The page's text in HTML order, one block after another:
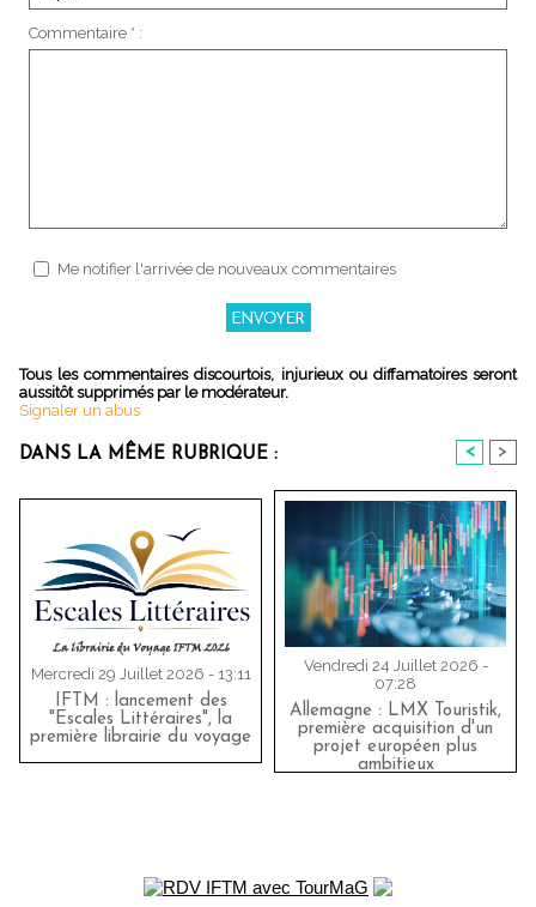
Commentaire * :
Me notifier l'arrivée de nouveaux commentaires
Tous les commentaires discourtois, injurieux ou diffamatoires seront
aussitôt supprimés par le modérateur.
Signaler un abus
DANS LA MÊME RUBRIQUE : < >
Mercredi 29 Juillet 2026 - 13:11
IFTM : lancement des
"Escales Littéraires", la
première librairie du voyage
Vendredi 24 Juillet 2026 -
07:28
Allemagne : LMX Touristik,
première acquisition d'un
projet européen plus
ambitieux